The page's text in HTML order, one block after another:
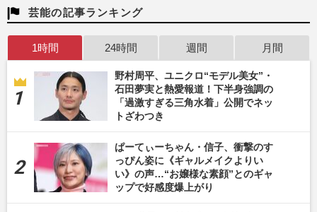
芸能の記事ランキング
1時間 24時間 週間 月間
野村周平、ユニクロ“モデル美女”・
石田夢実と熱愛報道！下半身強調の
「過激すぎる三角水着」公開でネッ
トざわつき
ぱーてぃーちゃん・信子、衝撃のす
っぴん姿に《ギャルメイクよりい
い》の声…“お嬢様な素顔”とのギャ
ップで好感度爆上がり